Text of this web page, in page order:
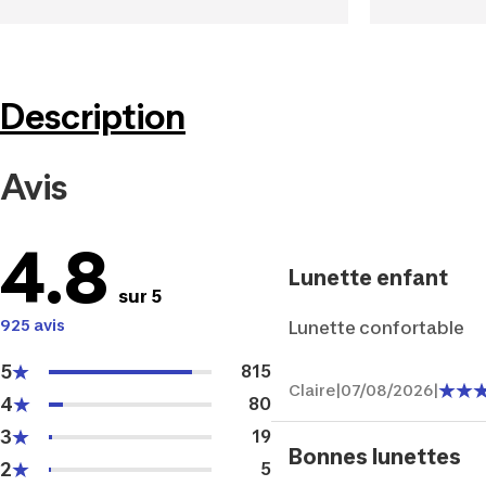
Description
Avis
4.8 sur 5
925 avis
5 815
4 80
3 19
2 5
Lunette enfant
Lunette confortable
Claire|07/08/2026|
Bonnes lunettes